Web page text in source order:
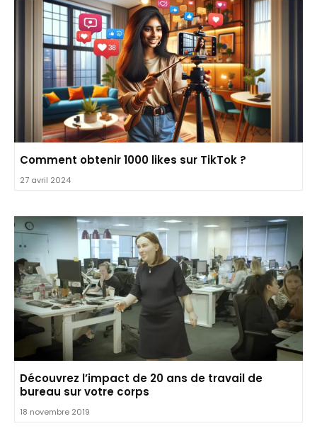
Comment obtenir 1000 likes sur TikTok ?
27 avril 2024
Découvrez l’impact de 20 ans de travail de
bureau sur votre corps
18 novembre 2019